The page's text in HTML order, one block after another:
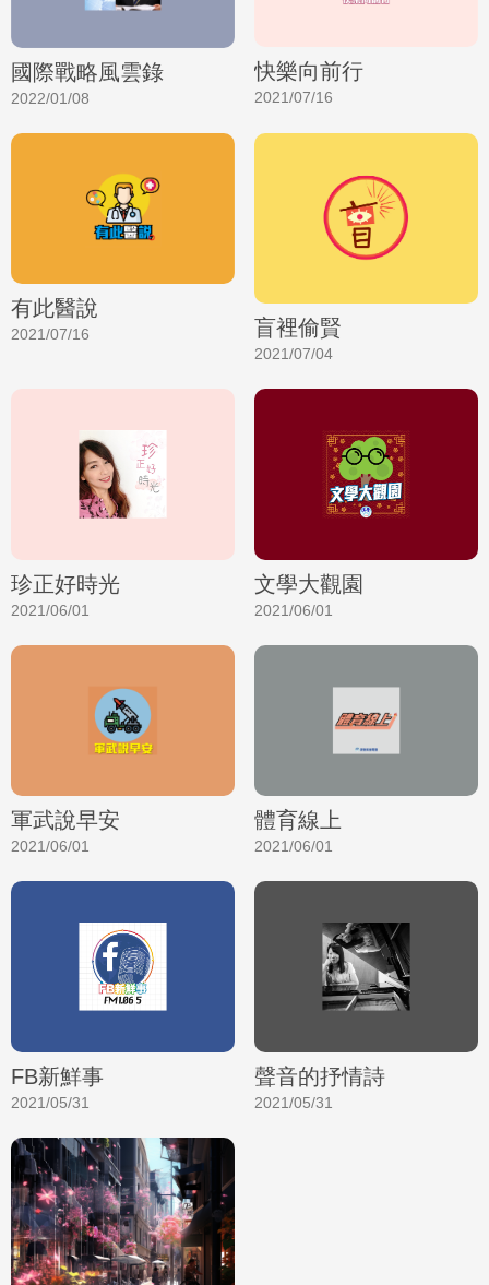
國際戰略風雲錄
2022/01/08
快樂向前行
2021/07/16
有此醫說
2021/07/16 盲裡偷賢
2021/07/04
珍正好時光
2021/06/01
文學大觀園
2021/06/01
軍武說早安
2021/06/01
體育線上
2021/06/01
FB新鮮事
2021/05/31
聲音的抒情詩
2021/05/31